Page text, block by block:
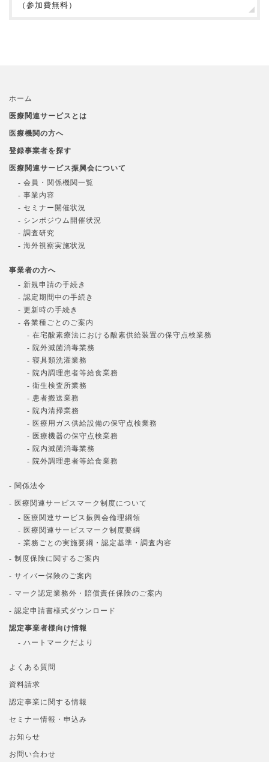
（参加費無料）
ホーム
医療関連サービスとは
医療機関の方へ
登録事業者を探す
医療関連サービス振興会について
- 会員・関係機関一覧
- 事業内容
- セミナー開催状況
- シンポジウム開催状況
- 調査研究
- 海外視察実施状況
事業者の方へ
- 新規申請の手続き
- 認定期間中の手続き
- 更新時の手続き
- 各業種ごとのご案内
- 在宅酸素療法における酸素供給装置の保守点検業務
- 院外滅菌消毒業務
- 寝具類洗濯業務
- 院内調理患者等給食業務
- 衛生検査所業務
- 患者搬送業務
- 院内清掃業務
- 医療用ガス供給設備の保守点検業務
- 医療機器の保守点検業務
- 院内滅菌消毒業務
- 院外調理患者等給食業務
- 関係法令
- 医療関連サービスマーク制度について
- 医療関連サービス振興会倫理綱領
- 医療関連サービスマーク制度要綱
- 業務ごとの実施要綱・認定基準・調査内容
- 制度保険に関するご案内
- サイバー保険のご案内
- マーク認定業務外・賠償責任保険のご案内
- 認定申請書様式ダウンロード
認定事業者様向け情報
- ハートマークだより
よくある質問
資料請求
認定事業に関する情報
セミナー情報・申込み
お知らせ
お問い合わせ